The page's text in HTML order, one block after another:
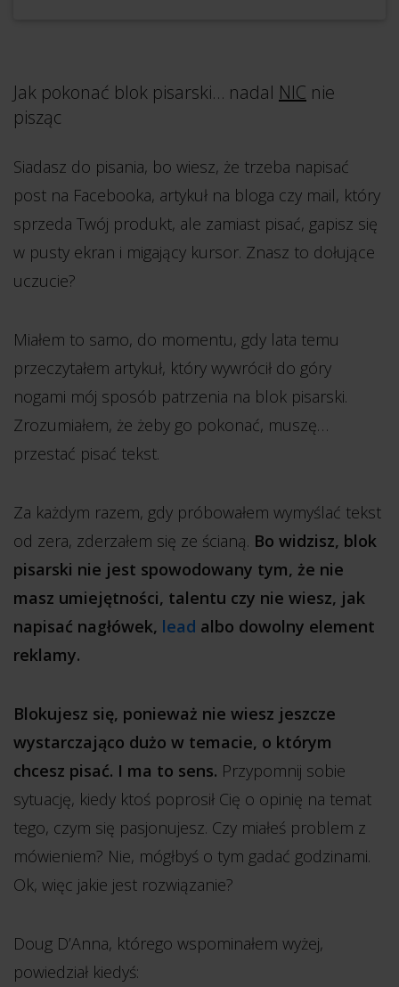
Jak pokonać blok pisarski… nadal NIC nie
pisząc
Siadasz do pisania, bo wiesz, że trzeba napisać
post na Facebooka, artykuł na bloga czy mail, który
sprzeda Twój produkt, ale zamiast pisać, gapisz się
w pusty ekran i migający kursor. Znasz to dołujące
uczucie?
Miałem to samo, do momentu, gdy lata temu
przeczytałem artykuł, który wywrócił do góry
nogami mój sposób patrzenia na blok pisarski.
Zrozumiałem, że żeby go pokonać, muszę…
przestać pisać tekst.
Za każdym razem, gdy próbowałem wymyślać tekst
od zera, zderzałem się ze ścianą. Bo widzisz, blok
pisarski nie jest spowodowany tym, że nie
masz umiejętności, talentu czy nie wiesz, jak
napisać nagłówek, lead albo dowolny element
reklamy.
Blokujesz się, ponieważ nie wiesz jeszcze
wystarczająco dużo w temacie, o którym
chcesz pisać. I ma to sens. Przypomnij sobie
sytuację, kiedy ktoś poprosił Cię o opinię na temat
tego, czym się pasjonujesz. Czy miałeś problem z
mówieniem? Nie, mógłbyś o tym gadać godzinami.
Ok, więc jakie jest rozwiązanie?
Doug D’Anna, którego wspominałem wyżej,
powiedział kiedyś: